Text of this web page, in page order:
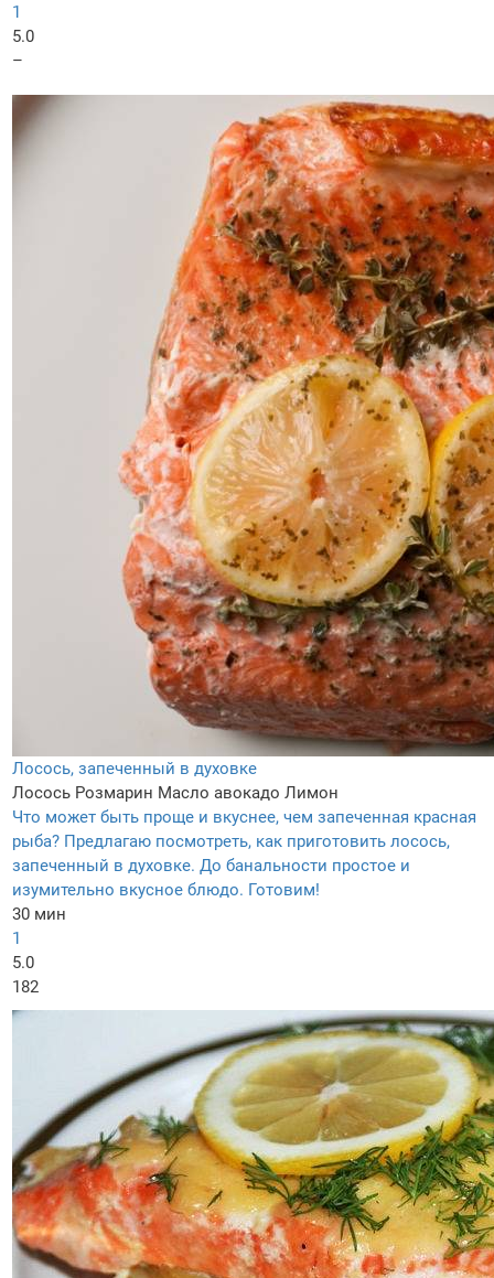
1
5.0
–
Лосось, запеченный в духовке
Лосось Розмарин Масло авокадо Лимон
Что может быть проще и вкуснее, чем запеченная красная
рыба? Предлагаю посмотреть, как приготовить лосось,
запеченный в духовке. До банальности простое и
изумительно вкусное блюдо. Готовим!
30 мин
1
5.0
182